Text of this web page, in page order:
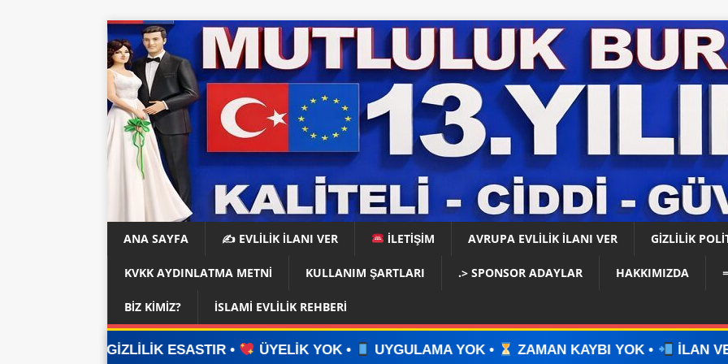
ANA SAYFA ✍️ EVLİLİK İLANI VER İLETİŞİM AVRUPA EVLİLİK İLANI VER GIZLILIK
KVKK AYDINLATMA METNI KULLANIM ŞARTLARI .> SPONSOR ADAYLAR HAKKIMIZDA
BIZ KIMIZ? İSLAMI EVLILIK REHBERI
ESASTIR • ÜYELİK YOK • UYGULAMA YOK • ZAMAN KAYBI YOK • İLAN VERİN •